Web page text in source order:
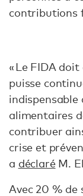
contributions
« Le FIDA
puisse
alimentaires
contribuer
crise et
a déclaréM.
Avec 20 %